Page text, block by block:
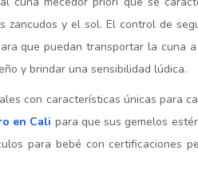
y el sol. El control de
que puedan transportar la cuna
y brindar una sensibilidad lúdica.
con características únicas para
en Cali para que sus gemelos
para bebé con certificaciones